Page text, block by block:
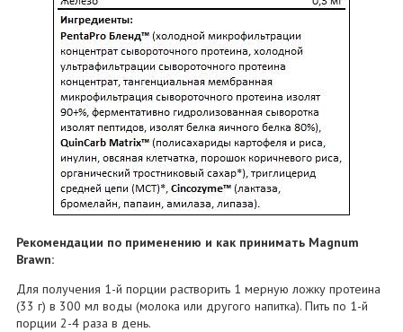
Рекомендации по применению и как принимать Magnum
Brawn:
Для получения 1-й порции растворить 1 мерную ложку протеина
(33 г) в 300 мл воды (молока или другого напитка). Пить по 1-й
порции 2-4 раза в день.